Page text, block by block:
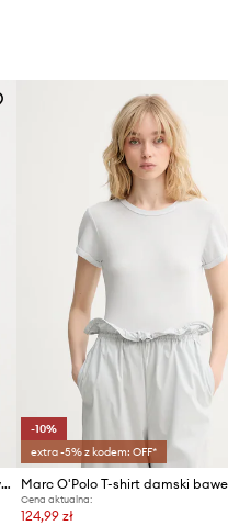
Marc O'Polo T-shirt basic damski bawełniany
-10%
extra -5% z kodem: OFF*
Cena aktualna:
124,99 zł